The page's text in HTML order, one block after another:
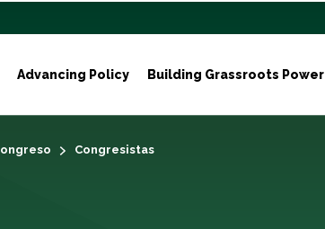
Advancing Policy Building Grassroots Power
Congresistas